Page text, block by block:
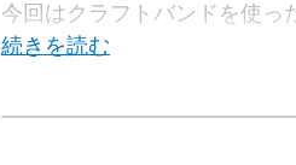
今回はクラフトバンドを使っ